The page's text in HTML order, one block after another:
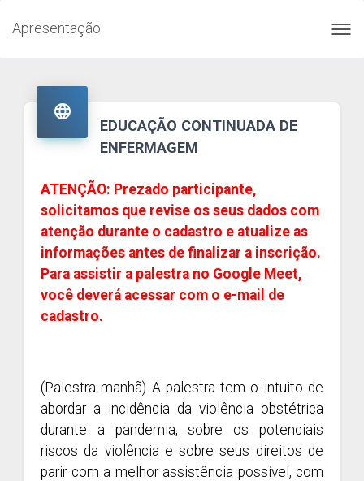
Apresentação

EDUCAÇÃO CONTINUADA DE
ENFERMAGEM
ATENÇÃO: Prezado participante,
solicitamos que revise os seus dados com
atenção durante o cadastro e atualize as
informações antes de finalizar a inscrição.
Para assistir a palestra no Google Meet,
você deverá acessar com o e-mail de
cadastro.
(Palestra manhã) A palestra tem o intuito de
abordar a incidência da violência obstétrica
durante a pandemia, sobre os potenciais
riscos da violência e sobre seus direitos de
parir com a melhor assistência possível, com